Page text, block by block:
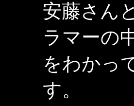
安藤さん
ラマーの
をわかっ
す。